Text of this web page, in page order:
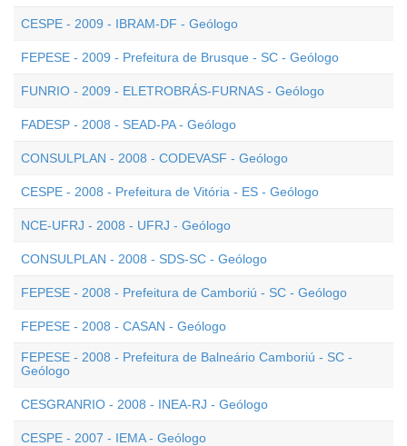
CESPE - 2009 - IBRAM-DF - Geólogo
FEPESE - 2009 - Prefeitura de Brusque - SC - Geólogo
FUNRIO - 2009 - ELETROBRÁS-FURNAS - Geólogo
FADESP - 2008 - SEAD-PA - Geólogo
CONSULPLAN - 2008 - CODEVASF - Geólogo
CESPE - 2008 - Prefeitura de Vitória - ES - Geólogo
NCE-UFRJ - 2008 - UFRJ - Geólogo
CONSULPLAN - 2008 - SDS-SC - Geólogo
FEPESE - 2008 - Prefeitura de Camboriú - SC - Geólogo
FEPESE - 2008 - CASAN - Geólogo
FEPESE - 2008 - Prefeitura de Balneário Camboriú - SC -
Geólogo
CESGRANRIO - 2008 - INEA-RJ - Geólogo
CESPE - 2007 - IEMA - Geólogo